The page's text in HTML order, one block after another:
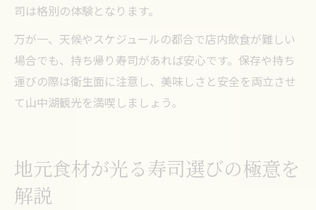
司は格別の体験となります。
万が一、天候やスケジュールの都合で店内飲食が難しい
場合でも、持ち帰り寿司があれば安心です。保存や持ち
運びの際は衛生面に注意し、美味しさと安全を両立させ
て山中湖観光を満喫しましょう。
地元食材が光る寿司選びの極意を
解説